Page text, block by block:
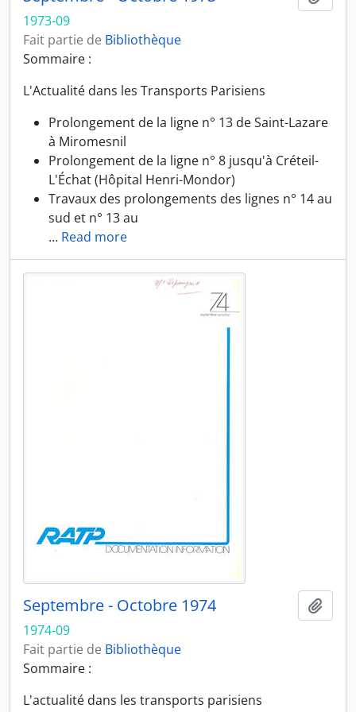
1973-09
Fait partie de Bibliothèque
Sommaire :
L'Actualité dans les Transports Parisiens
Prolongement de la ligne n° 13 de Saint-Lazare
à Miromesnil
Prolongement de la ligne n° 8 jusqu'à Créteil-
L'Échat (Hôpital Henri-Mondor)
Travaux des prolongements des lignes n° 14 au
sud et n° 13 au
… Read more
Septembre - Octobre 1974
1974-09
Fait partie de Bibliothèque
Sommaire :
L'actualité dans les transports parisiens